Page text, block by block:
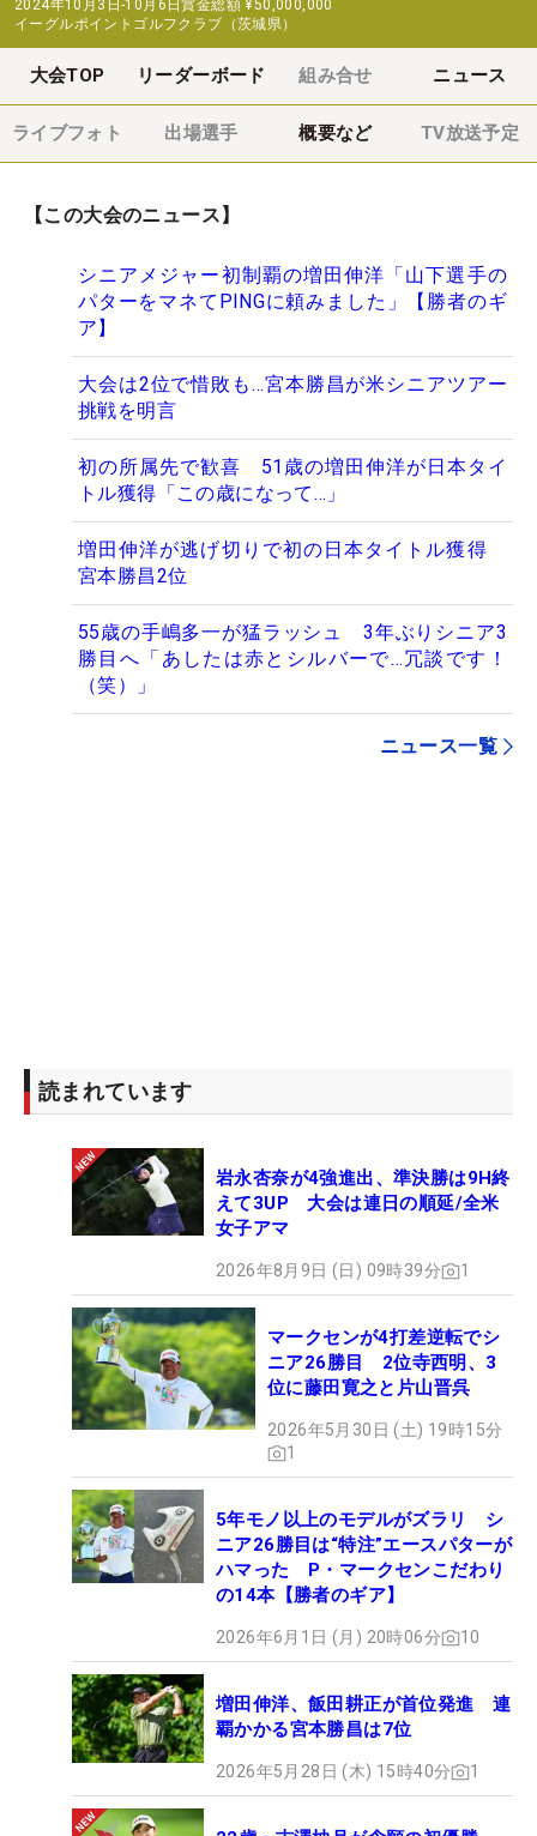
2024年10月3日-10月6日賞金総額 ¥50,000,000
イーグルポイントゴルフクラブ（茨城県）
大会TOP リーダーボード 組み合せ ニュース
ライブフォト 出場選手 概要など TV放送予定
【この大会のニュース】
シニアメジャー初制覇の増田伸洋「山下選手の
パターをマネてPINGに頼みました」【勝者のギ
ア】
大会は2位で惜敗も…宮本勝昌が米シニアツアー
挑戦を明言
初の所属先で歓喜 51歳の増田伸洋が日本タイ
トル獲得「この歳になって…」
増田伸洋が逃げ切りで初の日本タイトル獲得
宮本勝昌2位
55歳の手嶋多一が猛ラッシュ 3年ぶりシニア3
勝目へ「あしたは赤とシルバーで…冗談です！
（笑）」
ニュース一覧
読まれています
岩永杏奈が4強進出、準決勝は9H終
えて3UP 大会は連日の順延/全米
女子アマ
2026年8月9日 (日) 09時39分 1
マークセンが4打差逆転でシ
ニア26勝目 2位寺西明、3
位に藤田寛之と片山晋呉
2026年5月30日 (土) 19時15分
1
5年モノ以上のモデルがズラリ シ
ニア26勝目は“特注”エースパターが
ハマった P・マークセンこだわり
の14本【勝者のギア】
2026年6月1日 (月) 20時06分 10
増田伸洋、飯田耕正が首位発進 連
覇かかる宮本勝昌は7位
2026年5月28日 (木) 15時40分 1